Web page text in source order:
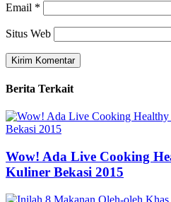
Email *
Situs Web
Berita Terkait
Wow! Ada Live Cooking
Kuliner Bekasi 2015